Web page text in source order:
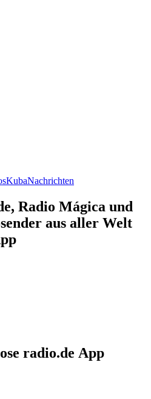
KubaNachrichten
Radio Mágica und
aus aller Welt
radio.de App